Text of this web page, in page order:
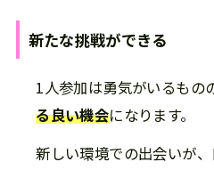
新たな挑戦ができる
1人参加は勇気がいるもの
る良い機会になります。
新しい環境での出会いが、